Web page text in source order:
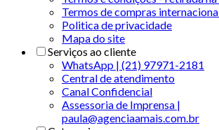
Termos de compras
Politica de privacidade
Mapa do site
Serviços ao cliente
WhatsApp | (21) 97971-2181
Central de atendimento
Canal Confidencial
Assessoria de Imprensa |
paula@agenciaamais.com.br